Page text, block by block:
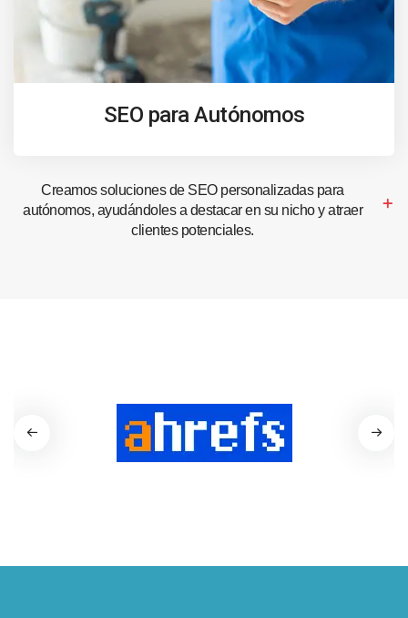
SEO para Autónomos
Creamos soluciones de SEO personalizadas para
autónomos, ayudándoles a destacar en su nicho y atraer
clientes potenciales.